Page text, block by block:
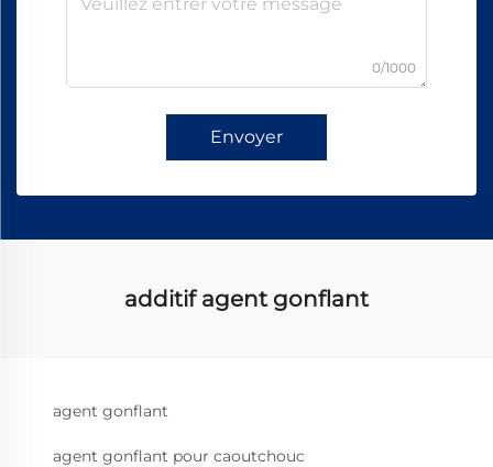
0/1000
Envoyer
additif agent gonflant
agent gonflant
agent gonflant pour caoutchouc